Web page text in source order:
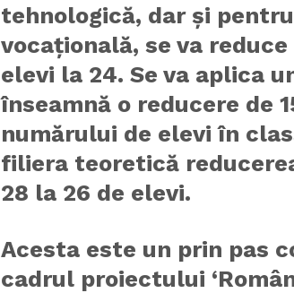
tehnologică, dar și
vocațională, se va reduce
elevi la 24. Se va aplica
înseamnă o reducere de
numărului de elevi în
filiera teoretică
28 la 26 de elevi.
Acesta este un prin pas
cadrul proiectului